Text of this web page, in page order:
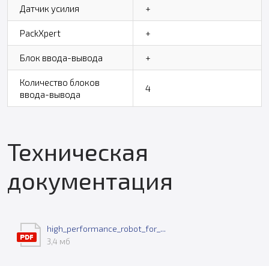
Датчик усилия +
PackXpert +
Блок ввода-вывода +
Количество блоков
ввода-вывода
4
Техническая
документация
high_performance_robot_for_...
3,4 мб